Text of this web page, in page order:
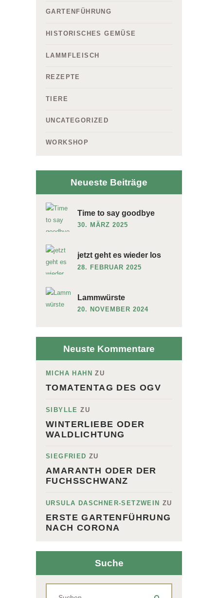
GARTENFÜHRUNG
HISTORISCHES GEMÜSE
LAMMFLEISCH
REZEPTE
TIERE
UNCATEGORIZED
WORKSHOP
Neueste Beiträge
Time to say goodbye
30. MÄRZ 2025
jetzt geht es wieder los
28. FEBRUAR 2025
Lammwürste
20. NOVEMBER 2024
Neuste Kommentare
MICHA HAHN ZU
TOMATENTAG DES OGV
SIBYLLE ZU
WINTERLIEBE ODER
WALDLICHTUNG
SIEGFRIED ZU
AMARANTH ODER DER
FUCHSSCHWANZ
URSULA DASCHNER-SETZWEIN ZU
ERSTE GARTENFÜHRUNG
NACH CORONA
Suche